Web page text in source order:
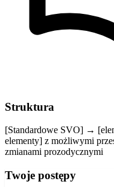
Struktura
[Standardowe SVO] →
elementy] z możliwymi
zmianami prozodycznymi
Twoje postępy